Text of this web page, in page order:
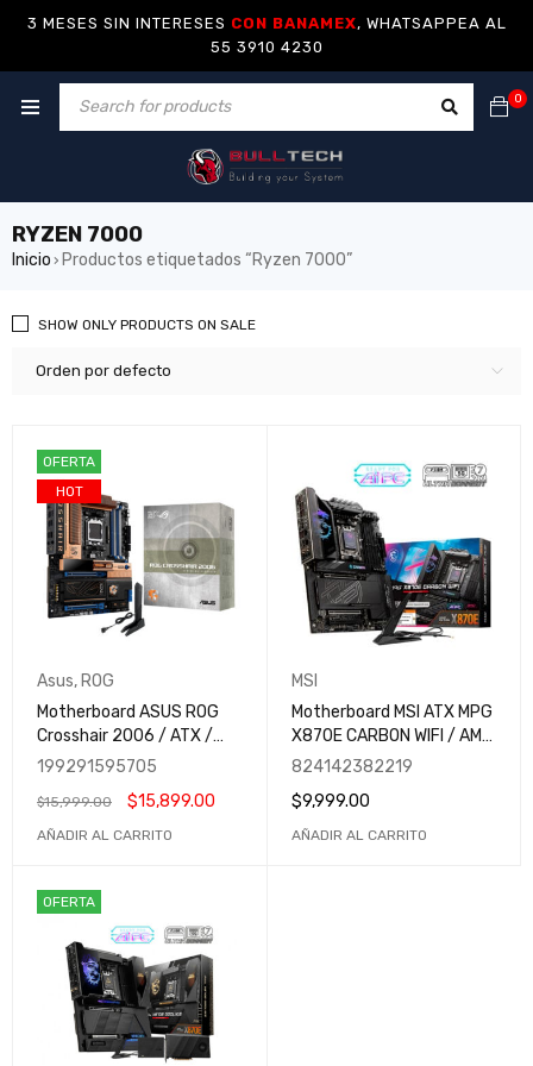
3 MESES SIN INTERESES CON BANAMEX, WHATSAPPEA AL
55 3910 4230
0
RYZEN 7000
Inicio › Productos etiquetados “Ryzen 7000”
Orden por defecto
SHOW ONLY PRODUCTS ON SALE
OFERTA
HOT
Asus, ROG
Motherboard ASUS ROG
Crosshair 2006 / ATX /
AMD X870E / DDR5 Hasta
/ USB4 40Gbps / Dual LAN
10GbE + 5GbE / ROG
Gaming, IA y Creación de
Contenido
199291595705
$15,999.00 $15,899.00
AÑADIR AL CARRITO
MSI
Motherboard MSI ATX MPG
X870E CARBON WIFI / AM5
/ HDMI /| Hasta 256GB
CARBON WIFI / Máximo
rendimiento para Gaming,
824142382219
$9,999.00
AÑADIR AL CARRITO
OFERTA